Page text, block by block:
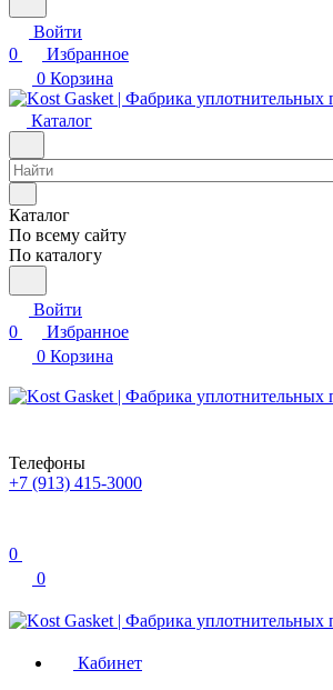
Войти
0
Избранное
0 Корзина
Каталог
Каталог
По всему сайту
По каталогу
Войти
0
Избранное
0 Корзина
Телефоны
+7 (913) 415-3000
0
0
Кабинет